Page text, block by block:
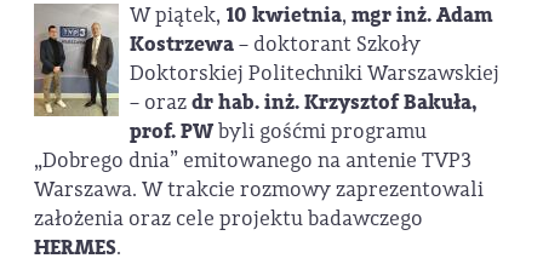
W piątek, 10 kwietnia, mgr inż. Adam
Kostrzewa– doktorant Szkoły
Doktorskiej Politechniki Warszawskiej
– orazdr hab. inż. Krzysztof Bakuła,
prof. PWbyli gośćmi programu
„Dobrego dnia” emitowanego na antenie TVP3
Warszawa. W trakcie rozmowy zaprezentowali
założenia oraz cele projektu badawczego
HERMES.